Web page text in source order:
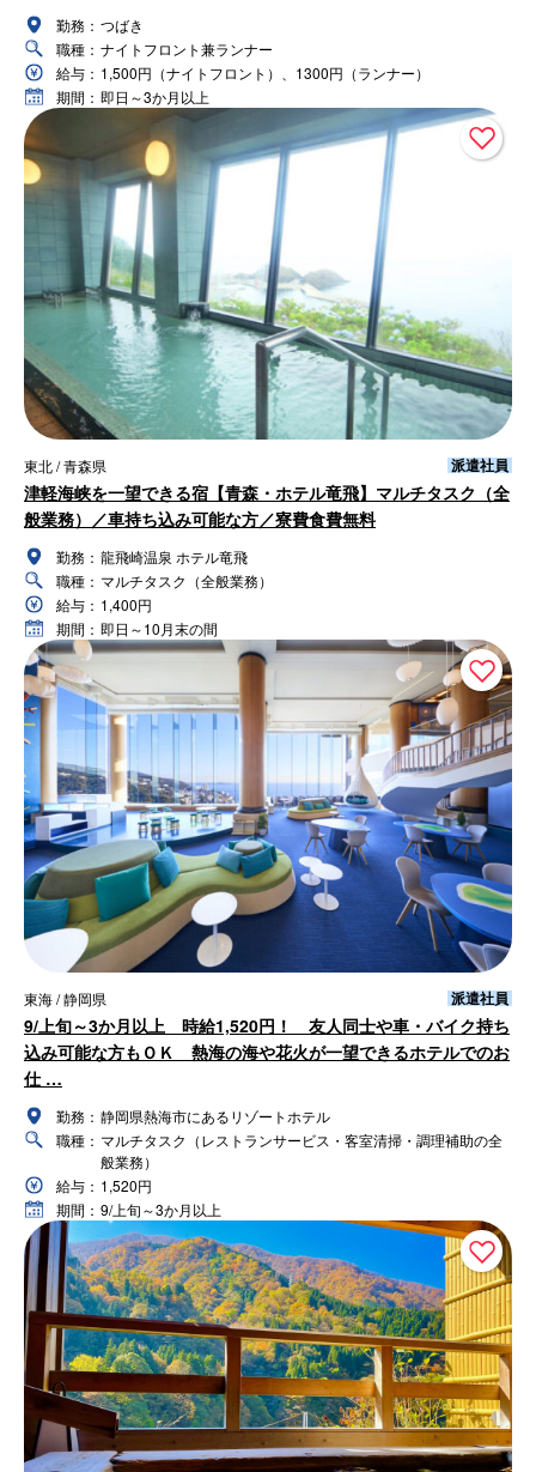
勤務： つばき
職種： ナイトフロント兼ランナー
給与： 1,500円（ナイトフロント）、1300円（ランナー）
期間： 即日～3か月以上
東北 / 青森県 派遣社員
津軽海峡を一望できる宿【青森・ホテル竜飛】マルチタスク（全
般業務）／車持ち込み可能な方／寮費食費無料
勤務： 龍飛崎温泉 ホテル竜飛
職種： マルチタスク（全般業務）
給与： 1,400円
期間： 即日～10月末の間
東海 / 静岡県 派遣社員
9/上旬～3か月以上 時給1,520円！ 友人同士や車・バイク持ち
込み可能な方もＯＫ 熱海の海や花火が一望できるホテルでのお
仕 …
勤務： 静岡県熱海市にあるリゾートホテル
職種： マルチタスク（レストランサービス・客室清掃・調理補助の全
般業務）
給与： 1,520円
期間： 9/上旬～3か月以上